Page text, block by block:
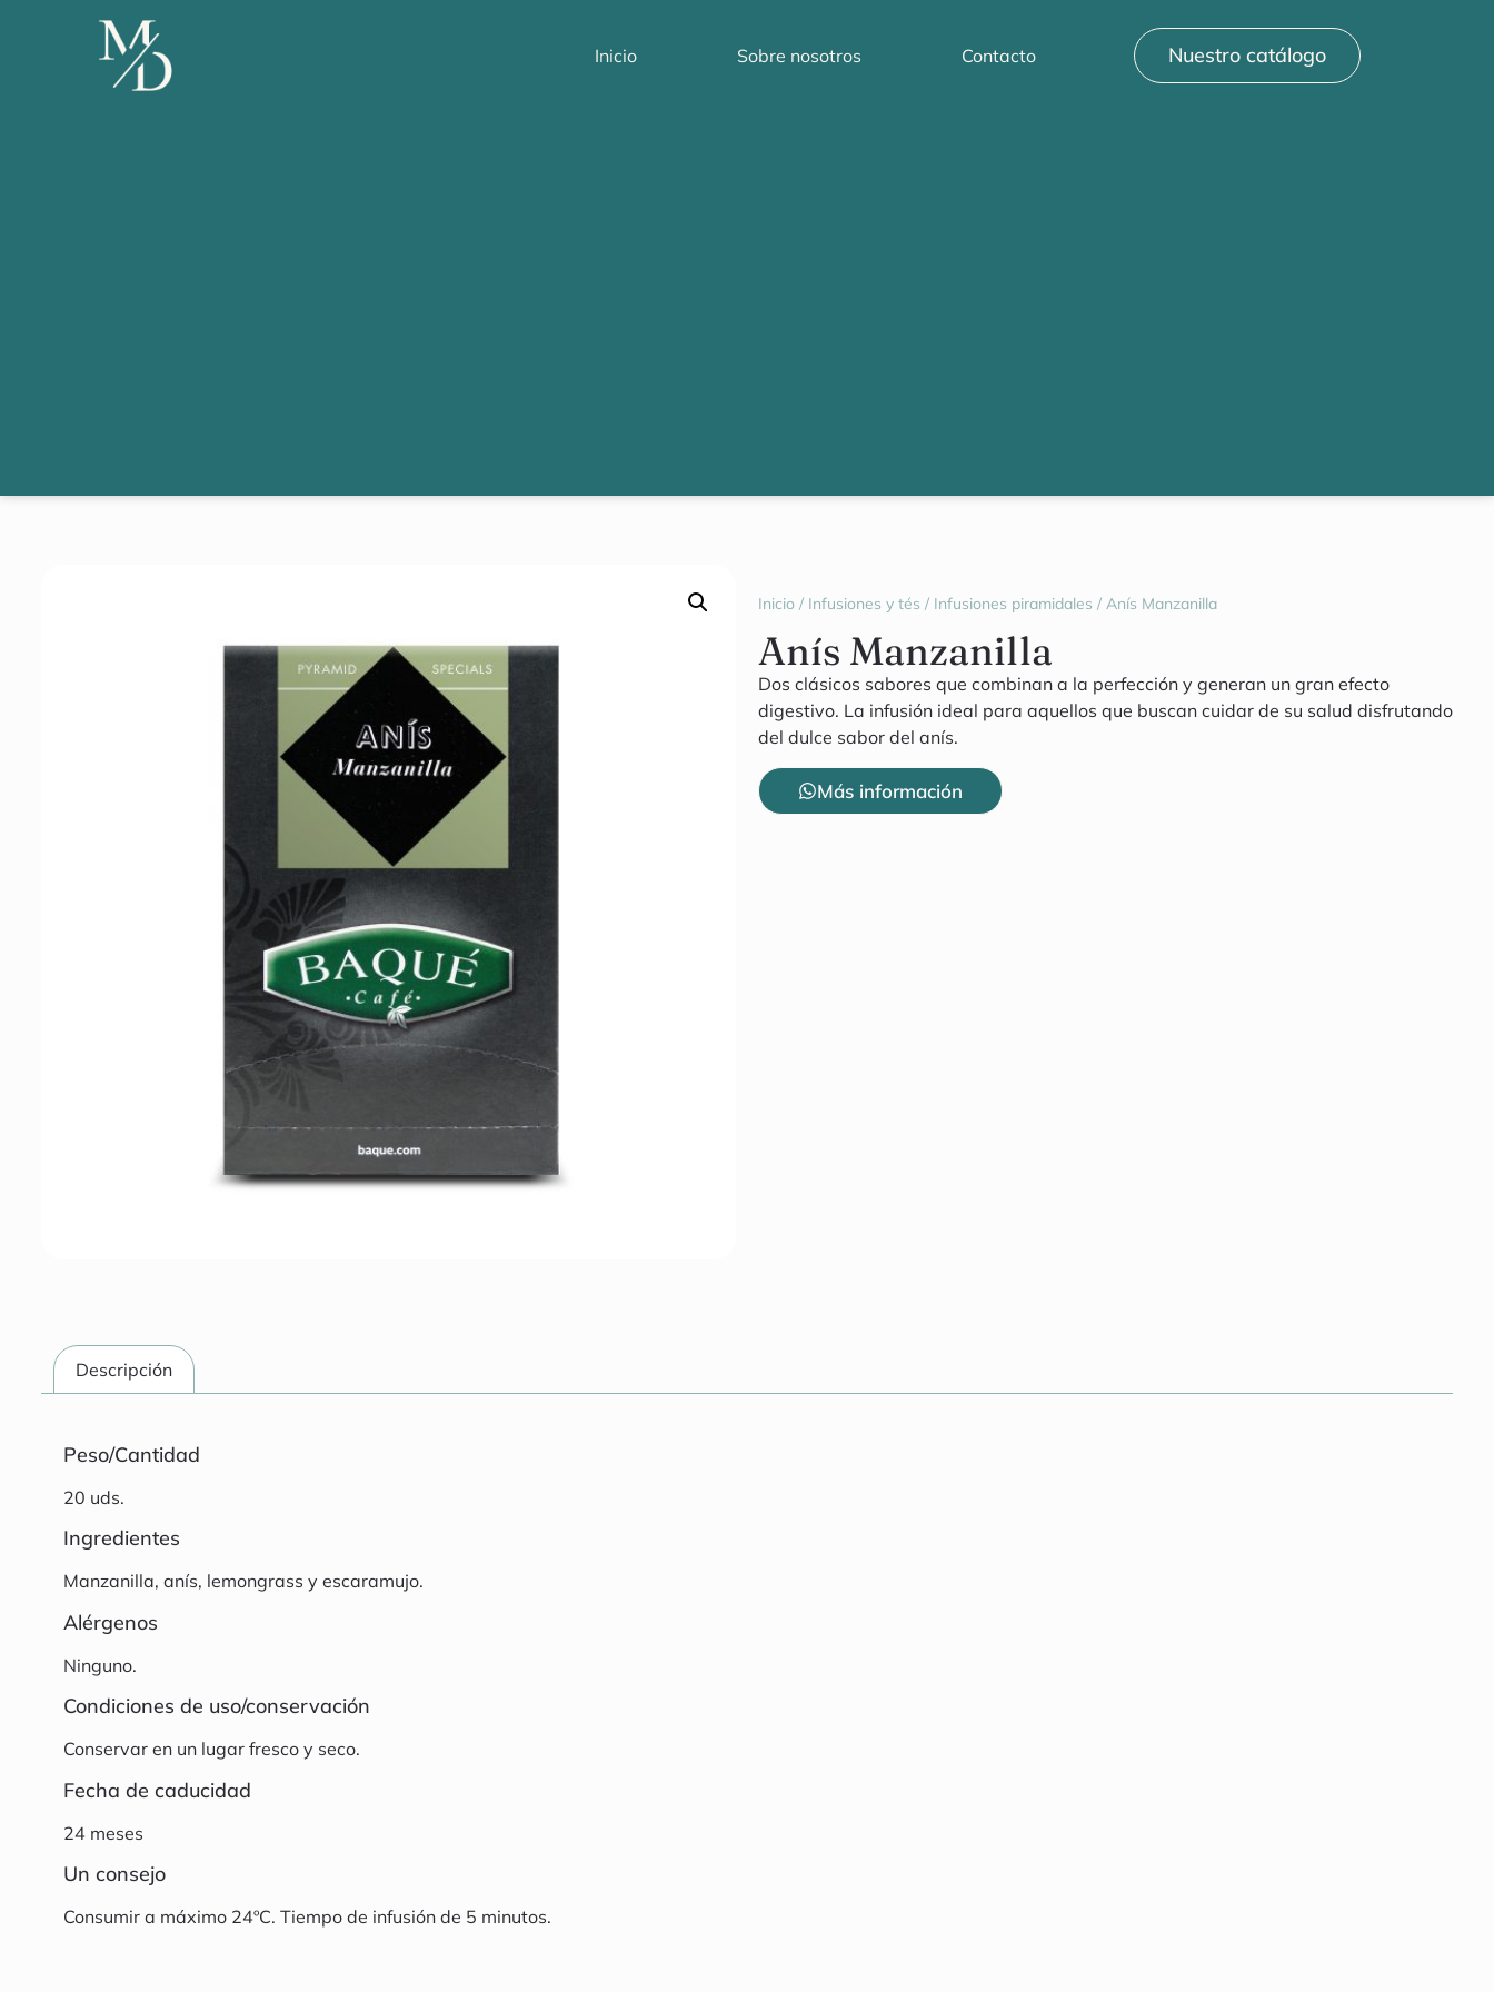
Inicio Sobre nosotros Contacto Nuestro catálogo
Inicio / Infusiones y tés / Infusiones piramidales / Anís Manzanilla
Anís Manzanilla
Dos clásicos sabores que combinan a la perfección y generan un gran efecto
digestivo. La infusión ideal para aquellos que buscan cuidar de su salud disfrutando
del dulce sabor del anís.
Más información
Descripción
Peso/Cantidad
20 uds.
Ingredientes
Manzanilla, anís, lemongrass y escaramujo.
Alérgenos
Ninguno.
Condiciones de uso/conservación
Conservar en un lugar fresco y seco.
Fecha de caducidad
24 meses
Un consejo
Consumir a máximo 24ºC. Tiempo de infusión de 5 minutos.